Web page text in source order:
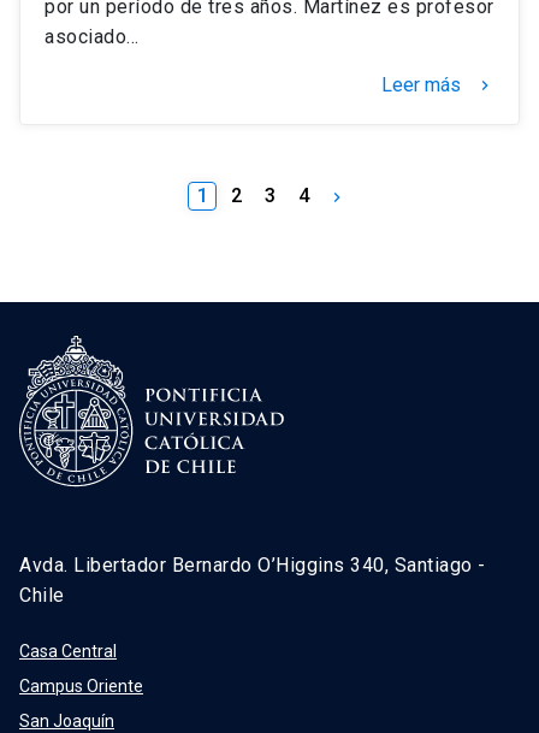
por un período de tres años. Martínez es profesor
asociado…
Leer más keyboard_arrow_right
1 2 3 4 keyboard_arrow_right
Avda. Libertador Bernardo O’Higgins 340, Santiago -
Chile
Casa Central
Campus Oriente
San Joaquín